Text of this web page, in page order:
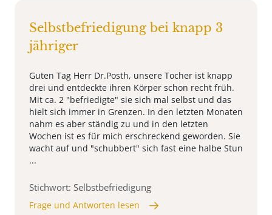
Selbstbefriedigung bei knapp 3
jähriger
Guten Tag Herr Dr.Posth, unsere Tocher ist knapp
drei und entdeckte ihren Körper schon recht früh.
Mit ca. 2 "befriedigte" sie sich mal selbst und das
hielt sich immer in Grenzen. In den letzten Monaten
nahm es aber ständig zu und in den letzten
Wochen ist es für mich erschreckend geworden. Sie
wacht auf und "schubbert" sich fast eine halbe Stun
...
Stichwort: Selbstbefriedigung
Frage und Antworten lesen